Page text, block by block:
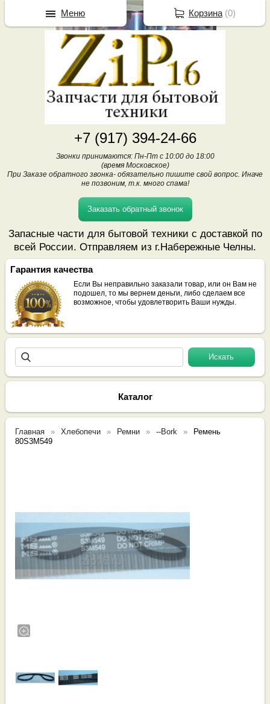
+7 (917) 394-24-66
Звонки принимаются: Пн-Пт с 10:00 до 18:00
(время Московское)
При Заказе обратного звонка- обязательно пишите свой вопрос. Иначе
не позвоним, т.к. много спама!
Заказать обратный звонок
Запасные части для бытовой техники с доставкой по
всей России. Отправляем из г.Набережные Челны.
Гарантия качества
Если Вы неправильно заказали товар, или он Вам не
подошел, то мы вернем деньги, либо сделаем все
возможное, чтобы удовлетворить Ваши нужды.
Каталог
Главная Хлебопечи Ремни --Bork
Ремень
80S3M549
Корзина(0)
Меню